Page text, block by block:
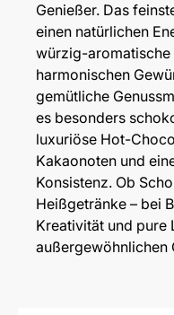
Genießer. Das
einen natürlichen
würzig-aromatische
harmonischen
gemütliche
es besonders
luxuriöse Hot-
Kakaonoten und
Konsistenz. Ob
Heißgetränke – bei
Kreativität und pure
außergewöhnlichen